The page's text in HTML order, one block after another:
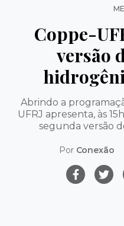
Coppe-
versão
Abrindo a
UFRJ apresenta, às
segunda versão
Por Conexão